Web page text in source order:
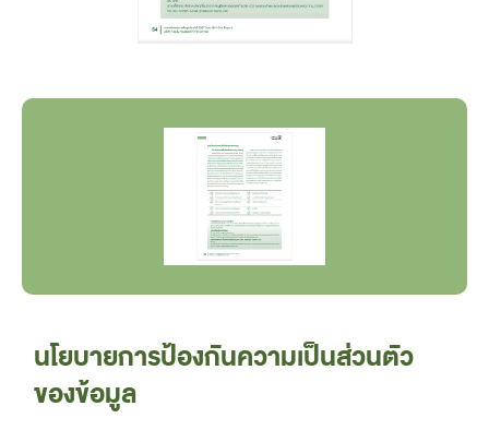
นโยบายการป้องกันความเป็นส่วนตัว
ของข้อมูล